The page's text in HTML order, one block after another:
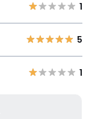
1
5
1